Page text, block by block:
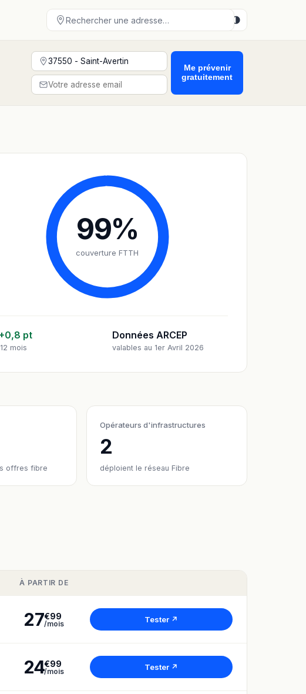
Me prévenir
gratuitement
99%
couverture FTTH
pt
mois
Données ARCEP
valables au 1er Avril 2026
offres fibre
Opérateurs d'infrastructures
2
déploient le réseau Fibre
À PARTIR DE
27€99
/mois Tester ↗
24€99
/mois Tester ↗